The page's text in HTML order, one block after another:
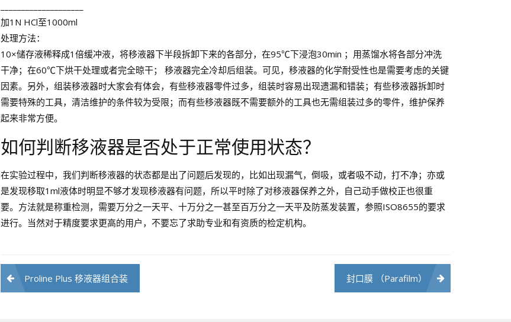
加1N HCl至1000ml
处理方法：
10×储存液稀释成1倍缓冲液，将移液器下半段拆卸下来的各部分，在95℃下浸泡30min ；用蒸馏水将各部分冲洗
干净；在60℃下烘干处理或者完全晾干； 移液器完全冷却后组装。可见，移液器的化学耐受性也是需要考虑的关键
因素。另外，组装移液器时大家会有体会，有些移液器零件过多，组装时容易出现遗漏和错装；有些移液器拆卸时
需要特殊的工具，清洁维护的条件较为受限；而有些移液器既不需要额外的工具也无需组装过多的零件，维护保养
起来非常方便。
如何判断移液器是否处于正常使用状态？
在实验过程中，我们判断移液器的状态都是出了问题后发现的，比如出现漏气，倒吸，或者吸不动，打不净；亦或
是发现移取1ml液体时明显不够才发现移液器有问题，所以平时除了对移液器保养之外，自己动手做校正也很重
要。方法就是称重检测，需要万分之一天平、十万分之一甚至百万分之一天平及防蒸发装置，参照ISO8655的要求
进行。当然对于精度要求更高的用户，不要忘了求助专业和有资质的检定机构。
文
章
Proline Plus 移液器组合装 封口膜 （Parafilm）